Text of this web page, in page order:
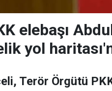
elebaşı
yol
Terör Örgütü